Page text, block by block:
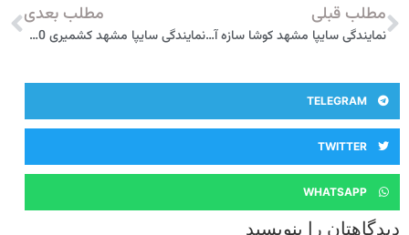
مطلب قبلی
نمایندگی سایپا مشهد کوشا سازه آفاق پارسیان 3035
مطلب بعدی
نمایندگی سایپا مشهد کشمیری 3050
TELEGRAM
TWITTER
WHATSAPP
دیدگاهتان را بنویسید